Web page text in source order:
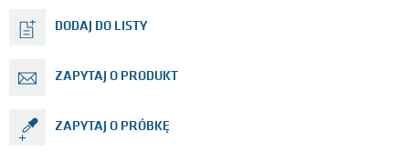
DODAJ DO LISTY
ZAPYTAJ O PRODUKT
ZAPYTAJ O PRÓBKĘ